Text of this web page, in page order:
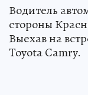
Водитель
стороны
Выехав на
Toyota Camry.